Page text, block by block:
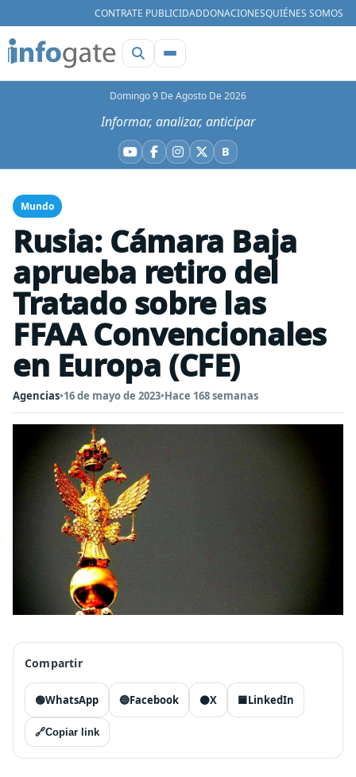
CONTRATE PUBLICIDADDONACIONESQUIÉNES SOMOS
Domingo 9 De Agosto De 2026
Informar, analizar, anticipar
YouTube
Facebook
Instagram
X BBluesky
Mundo
Rusia: Cámara Baja
aprueba retiro del
Tratado sobre las
FFAA Convencionales
en Europa (CFE)
Agencias•16 de mayo de 2023•Hace 168 semanas
Compartir
🟢WhatsApp 🔵Facebook ⚫X 🟦LinkedIn
🔗Copiar link